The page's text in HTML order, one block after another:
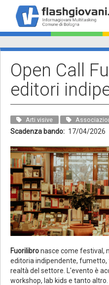
contenuto
principale
Open Call
editori
Arti visive
Scadenza bando 17/04/2026
Fuorilibronasce come festival,
editoria indipendente, fumetto,
realtà del settore. L'evento è
workshop, lab kids e tanto altro.